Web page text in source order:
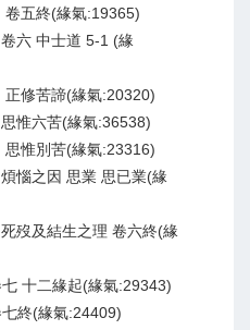
五終(緣氣:19365)
六 中士道 5-1 (緣
修苦諦(緣氣:20320)
惟六苦(緣氣:36538)
惟別苦(緣氣:23316)
惱之因 思業 思已業(緣
歿及結生之理 卷六終(緣
十二緣起(緣氣:29343)
終(緣氣:24409)